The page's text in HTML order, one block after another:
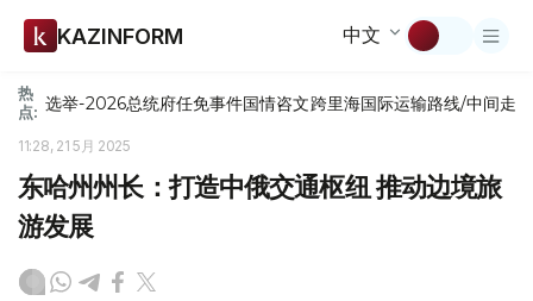
KAZINFORM 中文
热
点: 选举-2026总统府任免事件国情咨文跨里海国际运输路线/中间走廊
11:28, 21 5月 2025
东哈州州长：打造中俄交通枢纽 推动边境旅
游发展